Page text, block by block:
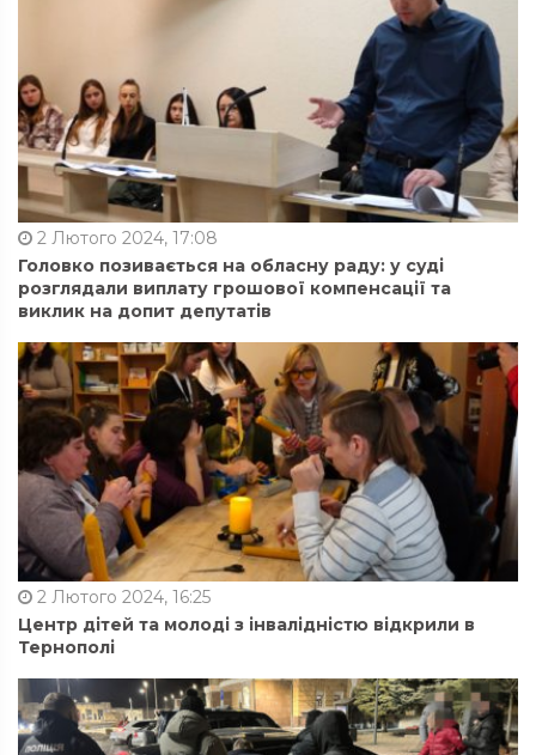
2 Лютого 2024, 17:08
Головко позивається на обласну раду: у суді
розглядали виплату грошової компенсації та
виклик на допит депутатів
2 Лютого 2024, 16:25
Центр дітей та молоді з інвалідністю відкрили в
Тернополі